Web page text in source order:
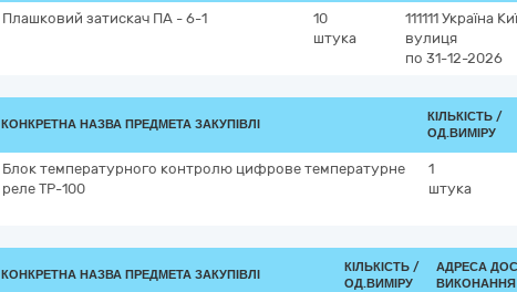
Плашковий затискач ПА - 6-1
10
штука
111111 Україна
вулиця
по 31-12-2026
КОНКРЕТНА НАЗВА ПРЕДМЕТА ЗАКУПІВЛІ
КІЛЬКІСТЬ /
ОД.ВИМІРУ
Блок температурного контролю цифрове температурне
реле ТР-100
1
штука
КОНКРЕТНА НАЗВА ПРЕДМЕТА ЗАКУПІВЛІ
КІЛЬКІСТЬ /
ОД.ВИМІРУ
АДРЕСА
ВИКОНАННЯ